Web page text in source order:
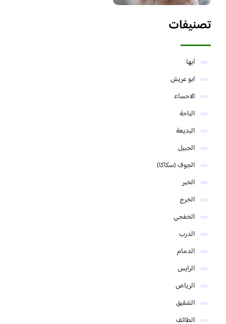
تصنيفات
ابها
ابو عريش
الاحساء
الباحة
البديعة
الجبيل
الجوف (سكاكا)
الخبر
الخرج
الخفجي
الدرب
الدمام
الرايس
الرياض
الشقيق
الطائف